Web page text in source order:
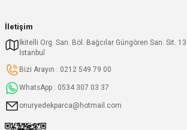
İletişim
İkitelli Org. San. Böl. Bağcılar Güngören San. Sit.
İstanbul
Bizi Arayın : 0212 549 79 00
WhatsApp : 0534 307 03 37
onuryedekparca@hotmail.com